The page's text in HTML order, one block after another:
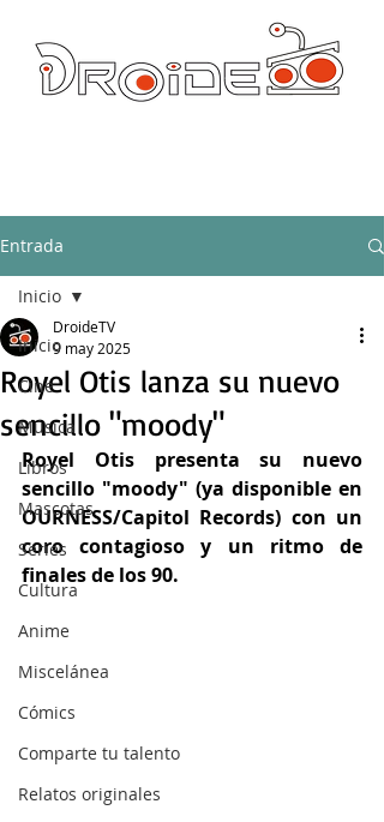
Entrada
Inicio
Cine
Música
Libros
Mascotas
Series
Cultura
Anime
Miscelánea
Cómics
Comparte tu talento
Relatos originales
Inicio
Royel Otis lanza su nuevo
sencillo "moody"
DroideTV
9 may 2025
Royel Otis presenta su nuevo
sencillo "moody" (ya disponible en
OURNESS/Capitol Records) con un
coro contagioso y un ritmo de
finales de los 90.